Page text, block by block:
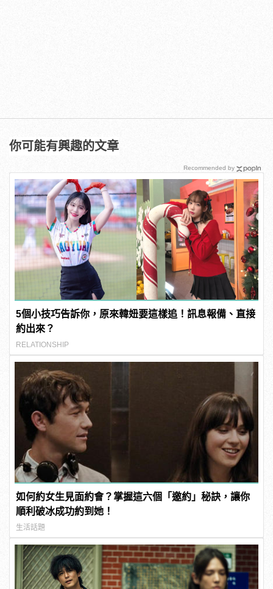
你可能有興趣的文章
5個小技巧告訴你，原來韓妞要這樣追！訊息報備、直接
約出來？
RELATIONSHIP
如何約女生見面約會？掌握這六個「邀約」秘訣，讓你
順利破冰成功約到她！
生活話題
Recommended by